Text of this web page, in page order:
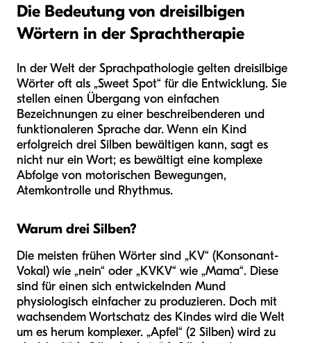
Die Bedeutung von dreisilbigen
Wörtern in der Sprachtherapie
In der Welt der Sprachpathologie gelten dreisilbige
Wörter oft als „Sweet Spot“ für die Entwicklung. Sie
stellen einen Übergang von einfachen
Bezeichnungen zu einer beschreibenderen und
funktionaleren Sprache dar. Wenn ein Kind
erfolgreich drei Silben bewältigen kann, sagt es
nicht nur ein Wort; es bewältigt eine komplexe
Abfolge von motorischen Bewegungen,
Atemkontrolle und Rhythmus.
Warum drei Silben?
Die meisten frühen Wörter sind „KV“ (Konsonant-
Vokal) wie „nein“ oder „KVKV“ wie „Mama“. Diese
sind für einen sich entwickelnden Mund
physiologisch einfacher zu produzieren. Doch mit
wachsendem Wortschatz des Kindes wird die Welt
um es herum komplexer. „Apfel“ (2 Silben) wird zu